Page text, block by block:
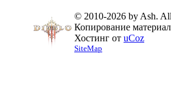
© 2010-2026 by Ash.
Копирование
Хостинг от uCoz
SiteMap